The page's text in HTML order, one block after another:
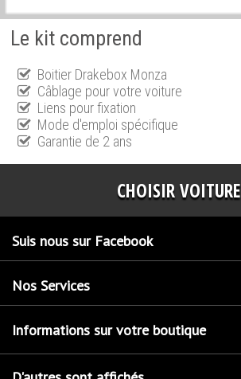
Le kit comprend
Boitier Drakebox Monza
Câblage pour votre voiture
Liens pour fixation
Mode d'emploi spécifique
Garantie de 2 ans
CHOISIR VOITURE
Suis nous sur Facebook
Nos Services
Informations sur votre boutique